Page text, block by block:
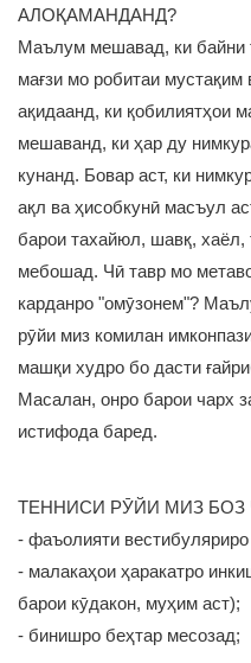
АЛОҚАМАНДАНД?
Маълум мешавад, ки байни
мағзи мо робитаи
ақидаанд, ки қобилиятҳои
мешаванд, ки ҳар ду
кунанд. Бовар аст, ки
ақл ва ҳисобкунӣ масъул
барои тахайюл, шавқ, хаёл,
мебошад. Чӣ тавр мо
карданро "омӯзонем"?
рӯйи миз комилан
машқи худро бо дасти
Масалан, онро барои чарх
истифода баред.
ТЕННИСИ РӮЙИ МИЗ БОЗ
- фаъолияти
- малакаҳои ҳаракатро
барои кӯдакон, муҳим аст);
- бинишро беҳтар месозад;